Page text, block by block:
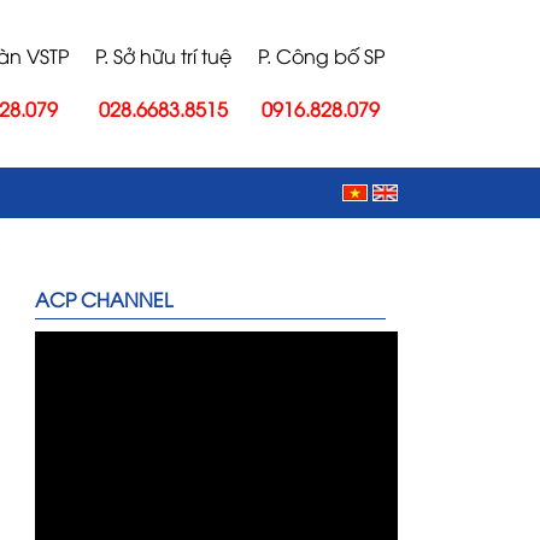
VSTP
P. Sở hữu trí tuệ
028.6683.8515
P. Công bố SP
0916.828.079
ACP CHANNEL